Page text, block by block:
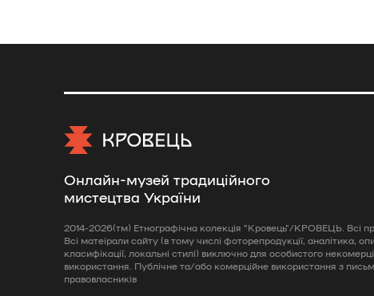
Онлайн-музей традиційного
мистецтва України
2014-2026(тм) Етнографічна колекція "Кровець"/КРОВЕЦЬ. Всі
Всі матеірали сайту (в тому числі фоторепродукції, аналітика,
класифікації, локальні стилі) виключно для особистого
використання. Публічне та/або комерційне використання з
правовласників